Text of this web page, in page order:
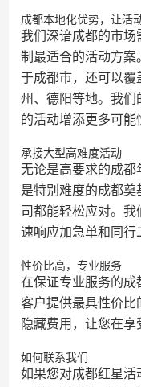
成都本地化优势，让活
我们深谙成都的市场
制最适合的活动方案
于成都市，还可以覆
州、德阳等地。我们
的活动增添更多可能
承接大型高难度活动
无论是高要求的成都
是特别难度的成都
司都能轻松应对。
速响应加急单和同行
性价比高，专业服务
在保证专业服务的成
客户提供最具性价比
隐藏费用，让您在享
如何联系我们
如果您对成都红星活